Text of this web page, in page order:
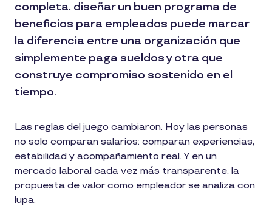
completa, diseñar un buen programa de
beneficios para empleados puede marcar
la diferencia entre una organización que
simplemente paga sueldos y otra que
construye compromiso sostenido en el
tiempo.
Las reglas del juego cambiaron. Hoy las personas
no solo comparan salarios: comparan experiencias,
estabilidad y acompañamiento real. Y en un
mercado laboral cada vez más transparente, la
propuesta de valor como empleador se analiza con
lupa.